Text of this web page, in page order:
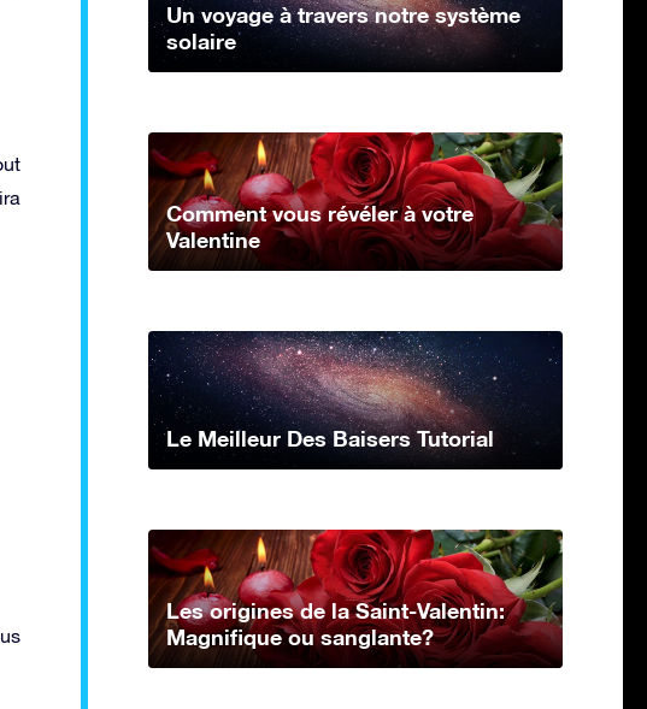
Un voyage à travers notre système
solaire
Comment vous révéler à votre
Valentine
Le Meilleur Des Baisers Tutorial
Les origines de la Saint-Valentin:
Magnifique ou sanglante?